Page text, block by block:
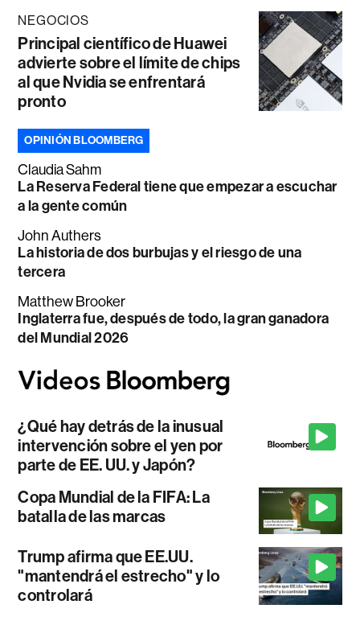
NEGOCIOS
Principal científico de Huawei
advierte sobre el límite de chips
al que Nvidia se enfrentará
pronto
OPINIÓN BLOOMBERG
Claudia Sahm
La Reserva Federal tiene que empezar a escuchar
a la gente común
John Authers
La historia de dos burbujas y el riesgo de una
tercera
Matthew Brooker
Inglaterra fue, después de todo, la gran ganadora
del Mundial 2026
¿Qué hay detrás de la inusual
intervención sobre el yen por
parte de EE. UU. y Japón?
Copa Mundial de la FIFA: La
batalla de las marcas
Trump afirma que EE.UU.
"mantendrá el estrecho" y lo
controlará